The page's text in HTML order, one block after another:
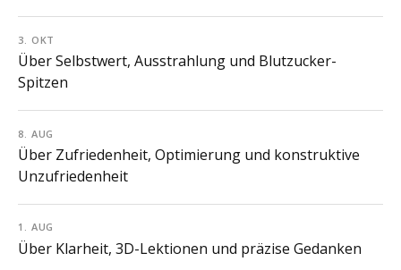
3. OKT
Über Selbstwert, Ausstrahlung und Blutzucker-
Spitzen
8. AUG
Über Zufriedenheit, Optimierung und konstruktive
Unzufriedenheit
1. AUG
Über Klarheit, 3D-Lektionen und präzise Gedanken